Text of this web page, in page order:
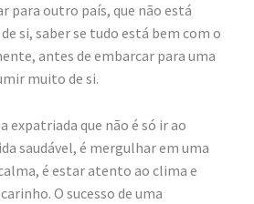
para outro país, que não está
si, saber se tudo está bem com o
antes de embarcar para uma
muito de si.
expatriada que não é só ir ao
saudável, é mergulhar em uma
é estar atento ao clima e
O sucesso de uma